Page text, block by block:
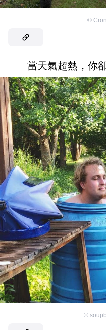
©
當天氣超熱，你
©